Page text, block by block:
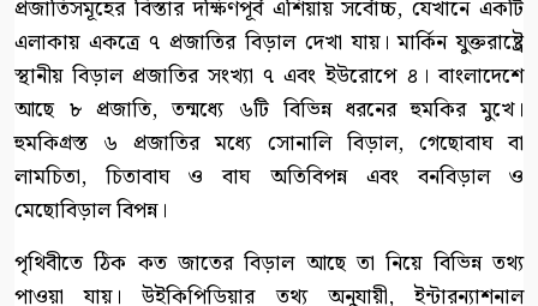
প্রজাতিসমূহের বিস্তার দক্ষিণপূর্ব এশিয়ায় সর্বোচ্চ, যেখানে একটি
এলাকায় একত্রে ৭ প্রজাতির বিড়াল দেখা যায়। মার্কিন যুক্তরাষ্ট্রে
স্থানীয় বিড়াল প্রজাতির সংখ্যা ৭ এবং ইউরোপে ৪। বাংলাদেশে
আছে ৮ প্রজাতি, তন্মধ্যে ৬টি বিভিন্ন ধরনের হুমকির মুখে।
হুমকিগ্রস্ত ৬ প্রজাতির মধ্যে সোনালি বিড়াল, গেছোবাঘ বা
লামচিতা, চিতাবাঘ ও বাঘ অতিবিপন্ন এবং বনবিড়াল ও
মেছোবিড়াল বিপন্ন।
পৃথিবীতে ঠিক কত জাতের বিড়াল আছে তা নিয়ে বিভিন্ন তথ্য
পাওয়া যায়। উইকিপিডিয়ার তথ্য অনুযায়ী, ইন্টারন্যাশনাল